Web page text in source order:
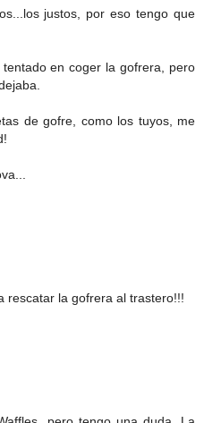
justos, por eso tengo que
en coger la gofrera, pero
de gofre, como los tuyos, me
rescatar la gofrera al trastero!!!